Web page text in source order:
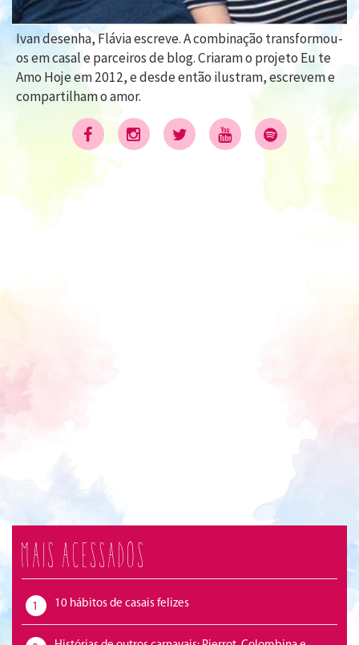
Ivan desenha, Flávia escreve. A combinação transformou-
os em casal e parceiros de blog. Criaram o projeto Eu te
Amo Hoje em 2012, e desde então ilustram, escrevem e
compartilham o amor.
Mais acessados
1 10 hábitos de casais felizes